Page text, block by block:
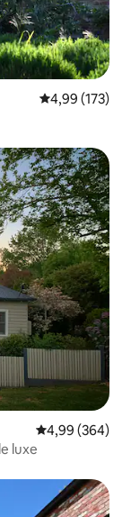
Évaluation
4,99 (173)
Évaluation
4,99 (364)
luxe